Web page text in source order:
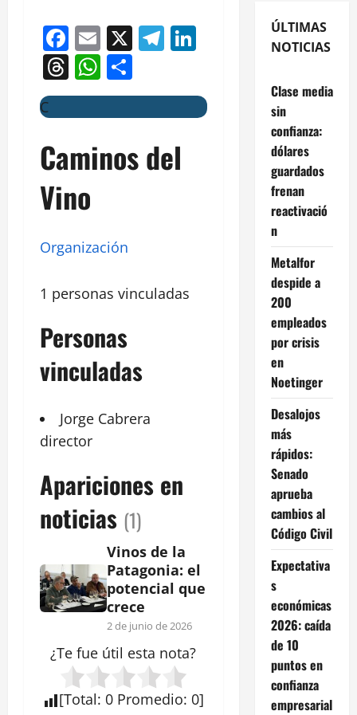
Facebook
Email
X Telegram
LinkedIn
Threads
WhatsApp
C
Caminos del
Vino
Organización
1 personas vinculadas
Personas
vinculadas
Jorge Cabrera
director
Apariciones en
noticias (1)
Vinos de la
Patagonia: el
potencial que
crece
2 de junio de 2026
¿Te fue útil esta nota?
[Total: 0 Promedio: 0]
ÚLTIMAS
NOTICIAS
Clase media
sin
confianza:
dólares
guardados
frenan
reactivació
n
Metalfor
despide a
200
empleados
por crisis
en
Noetinger
Desalojos
más
rápidos:
Senado
aprueba
cambios al
Código Civil
Expectativa
s
económicas
2026: caída
de 10
puntos en
confianza
empresarial